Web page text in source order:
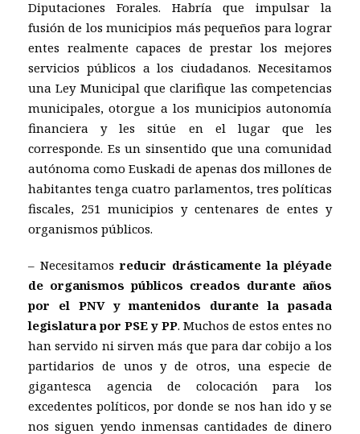
Diputaciones Forales. Habría que impulsar la
fusión de los municipios más pequeños para lograr
entes realmente capaces de prestar los mejores
servicios públicos a los ciudadanos. Necesitamos
una Ley Municipal que clarifique las competencias
municipales, otorgue a los municipios autonomía
financiera y les sitúe en el lugar que les
corresponde. Es un sinsentido que una comunidad
autónoma como Euskadi de apenas dos millones de
habitantes tenga cuatro parlamentos, tres políticas
fiscales, 251 municipios y centenares de entes y
organismos públicos.
– Necesitamos reducir drásticamente la pléyade
de organismos públicos creados durante años
por el PNV y mantenidos durante la pasada
legislatura por PSE y PP. Muchos de estos entes no
han servido ni sirven más que para dar cobijo a los
partidarios de unos y de otros, una especie de
gigantesca agencia de colocación para los
excedentes políticos, por donde se nos han ido y se
nos siguen yendo inmensas cantidades de dinero